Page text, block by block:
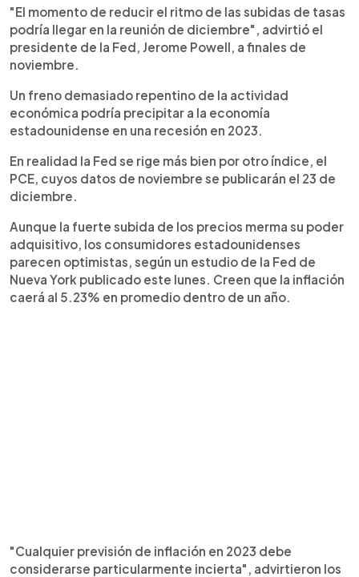
"El momento de reducir el ritmo de las subidas de tasas
podría llegar en la reunión de diciembre", advirtió el
presidente de la Fed, Jerome Powell, a finales de
noviembre.
Un freno demasiado repentino de la actividad
económica podría precipitar a la economía
estadounidense en una recesión en 2023.
En realidad la Fed se rige más bien por otro índice, el
PCE, cuyos datos de noviembre se publicarán el 23 de
diciembre.
Aunque la fuerte subida de los precios merma su poder
adquisitivo, los consumidores estadounidenses
parecen optimistas, según un estudio de la Fed de
Nueva York publicado este lunes. Creen que la inflación
caerá al 5.23% en promedio dentro de un año.
"Cualquier previsión de inflación en 2023 debe
considerarse particularmente incierta", advirtieron los